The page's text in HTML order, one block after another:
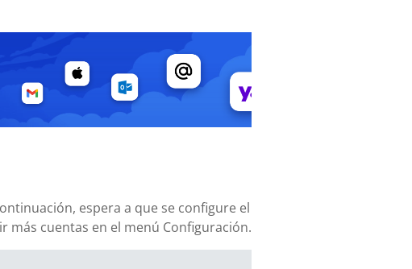
espera a que se configure el
más cuentas en el menú Configuración.